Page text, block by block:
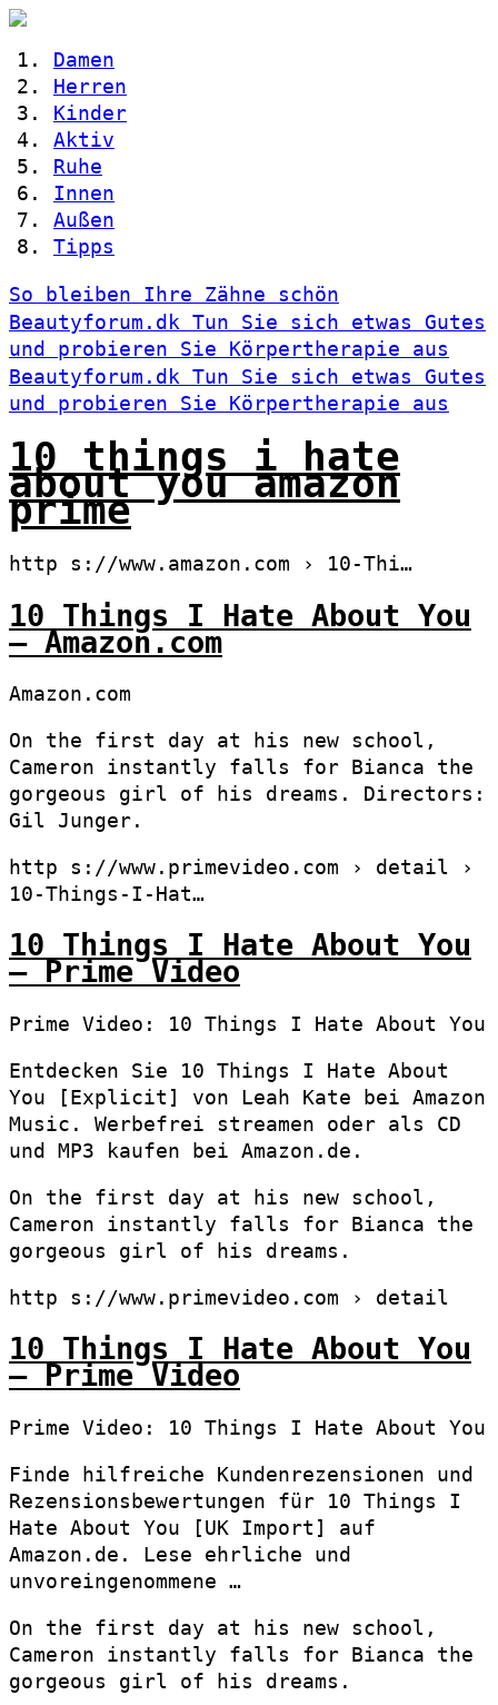
Damen
Herren
Kinder
Aktiv
Ruhe
Innen
Außen
Tipps
So bleiben Ihre Zähne schön
Beautyforum.dk Tun Sie sich etwas Gutes
und probieren Sie Körpertherapie aus
Beautyforum.dk Tun Sie sich etwas Gutes
und probieren Sie Körpertherapie aus
10 things i hate
about you amazon
prime
http s://www.amazon.com › 10-Thi…
10 Things I Hate About You
– Amazon.com
Amazon.com
On the first day at his new school,
Cameron instantly falls for Bianca the
gorgeous girl of his dreams. Directors:
Gil Junger.
http s://www.primevideo.com › detail ›
10-Things-I-Hat…
10 Things I Hate About You
– Prime Video
Prime Video: 10 Things I Hate About You
Entdecken Sie 10 Things I Hate About
You [Explicit] von Leah Kate bei Amazon
Music. Werbefrei streamen oder als CD
und MP3 kaufen bei Amazon.de.
On the first day at his new school,
Cameron instantly falls for Bianca the
gorgeous girl of his dreams.
http s://www.primevideo.com › detail
10 Things I Hate About You
– Prime Video
Prime Video: 10 Things I Hate About You
Finde hilfreiche Kundenrezensionen und
Rezensionsbewertungen für 10 Things I
Hate About You [UK Import] auf
Amazon.de. Lese ehrliche und
unvoreingenommene …
On the first day at his new school,
Cameron instantly falls for Bianca the
gorgeous girl of his dreams.